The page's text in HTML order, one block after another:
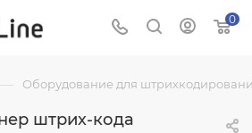
0
— Оборудование для
штрих-кода